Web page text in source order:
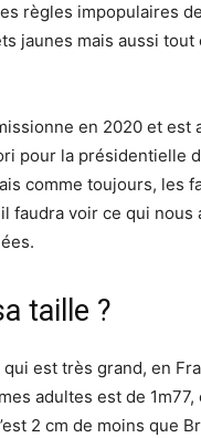
règles impopulaires
jaunes mais aussi tout
en 2020 et est
pour la présidentielle
comme toujours, les
faudra voir ce qui nous
taille ?
est très grand, en
adultes est de 1m77,
2 cm de moins que